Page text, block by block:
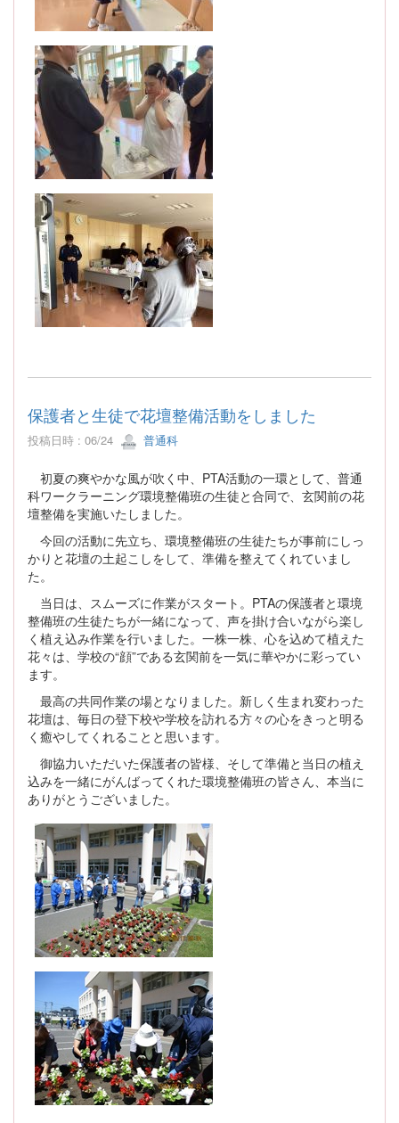
保護者と生徒で花壇整備活動をしました
投稿日時 : 06/24 普通科
初夏の爽やかな風が吹く中、PTA活動の一環として、普通
科ワークラーニング環境整備班の生徒と合同で、玄関前の花
壇整備を実施いたしました。
今回の活動に先立ち、環境整備班の生徒たちが事前にしっ
かりと花壇の土起こしをして、準備を整えてくれていまし
た。
当日は、スムーズに作業がスタート。PTAの保護者と環境
整備班の生徒たちが一緒になって、声を掛け合いながら楽し
く植え込み作業を行いました。一株一株、心を込めて植えた
花々は、学校の“顔”である玄関前を一気に華やかに彩ってい
ます。
最高の共同作業の場となりました。新しく生まれ変わった
花壇は、毎日の登下校や学校を訪れる方々の心をきっと明る
く癒やしてくれることと思います。
御協力いただいた保護者の皆様、そして準備と当日の植え
込みを一緒にがんばってくれた環境整備班の皆さん、本当に
ありがとうございました。